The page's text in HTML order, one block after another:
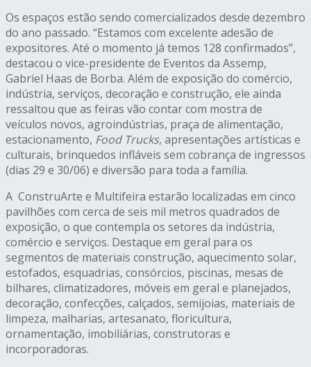
Os espaços estão sendo comercializados desde dezembro
do ano passado. “Estamos com excelente adesão de
expositores. Até o momento já temos 128 confirmados”,
destacou o vice-presidente de Eventos da Assemp,
Gabriel Haas de Borba. Além de exposição do comércio,
indústria, serviços, decoração e construção, ele ainda
ressaltou que as feiras vão contar com mostra de
veículos novos, agroindústrias, praça de alimentação,
estacionamento, Food Trucks, apresentações artísticas e
culturais, brinquedos infláveis sem cobrança de ingressos
(dias 29 e 30/06) e diversão para toda a família.
A ConstruArte e Multifeira estarão localizadas em cinco
pavilhões com cerca de seis mil metros quadrados de
exposição, o que contempla os setores da indústria,
comércio e serviços. Destaque em geral para os
segmentos de materiais construção, aquecimento solar,
estofados, esquadrias, consórcios, piscinas, mesas de
bilhares, climatizadores, móveis em geral e planejados,
decoração, confecções, calçados, semijoias, materiais de
limpeza, malharias, artesanato, floricultura,
ornamentação, imobiliárias, construtoras e
incorporadoras.